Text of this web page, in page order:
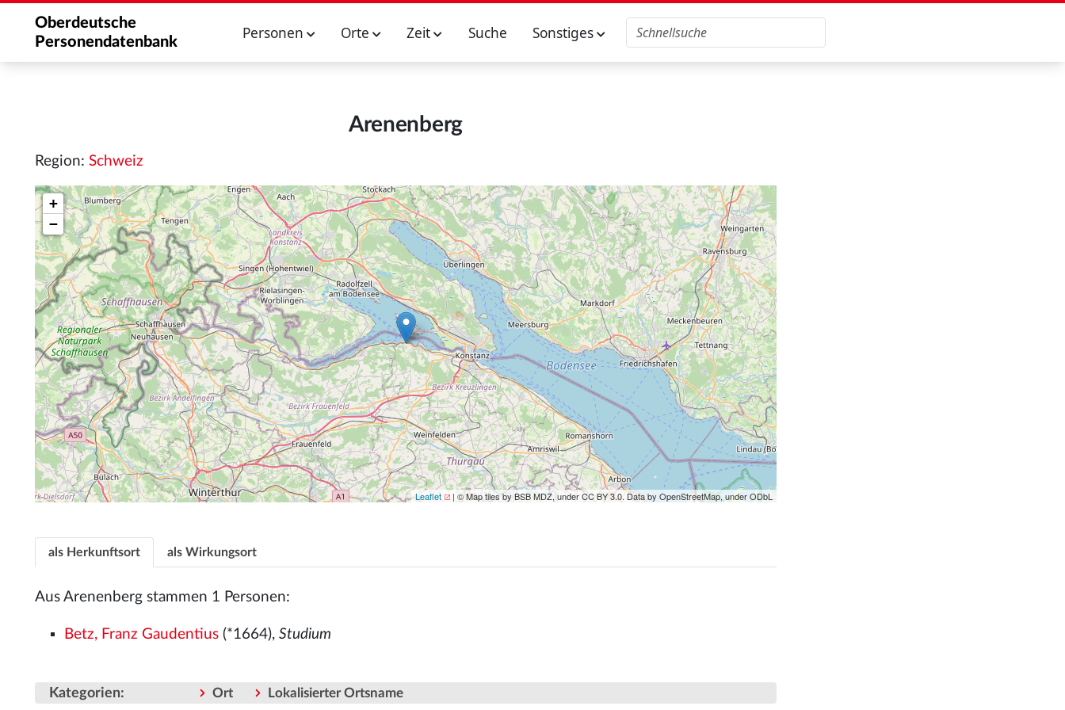
Oberdeutsche
Personendatenbank
Personen Orte Zeit Suche Sonstiges
Arenenberg
Region: Schweiz
+
−
Leaflet | © Map tiles by BSB MDZ, under CC BY 3.0. Data by OpenStreetMap, under ODbL
als Herkunftsort als Wirkungsort
Aus Arenenberg stammen 1 Personen:
Betz, Franz Gaudentius (*1664),Studium
Kategorien: Ort Lokalisierter Ortsname